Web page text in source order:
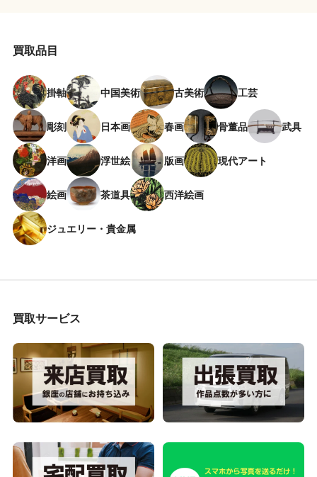
買取品目
掛軸 中国美術 古美術 工芸
彫刻 日本画 春画 骨董品 武具
洋画 浮世絵 版画 現代アート
絵画 茶道具 西洋絵画
ジュエリー・貴金属
買取サービス